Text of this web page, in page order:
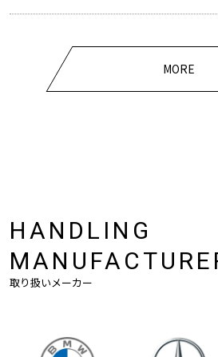
MORE
HANDLING
取り扱いメーカー